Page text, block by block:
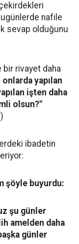
nafile
sevap olduğunu
bir rivayet daha
yapılan
işten daha
olsun?"
ibadetin
şöyle buyurdu:
şu günler
amelden daha
günler